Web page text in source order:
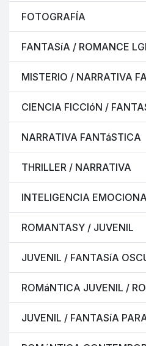
FOTOGRAFÍA
FANTASíA / ROMANCE
MISTERIO / NARRATIVA
CIENCIA FICCIóN /
NARRATIVA FANTáSTICA
THRILLER / NARRATIVA
INTELIGENCIA
ROMANTASY / JUVENIL
JUVENIL / FANTASíA
ROMáNTICA JUVENIL /
JUVENIL / FANTASíA